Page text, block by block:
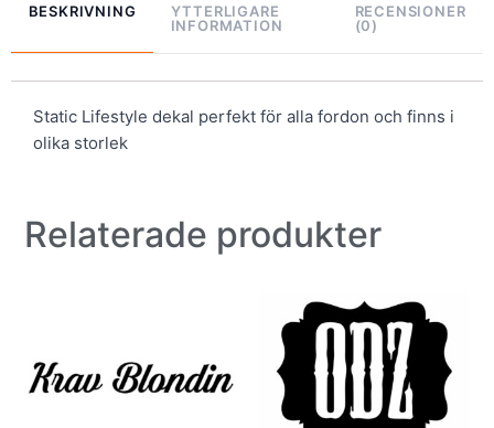
BESKRIVNING
YTTERLIGARE
INFORMATION
RECENSIONER
(0)
Static Lifestyle dekal perfekt för alla fordon och finns i
olika storlek
Relaterade produkter